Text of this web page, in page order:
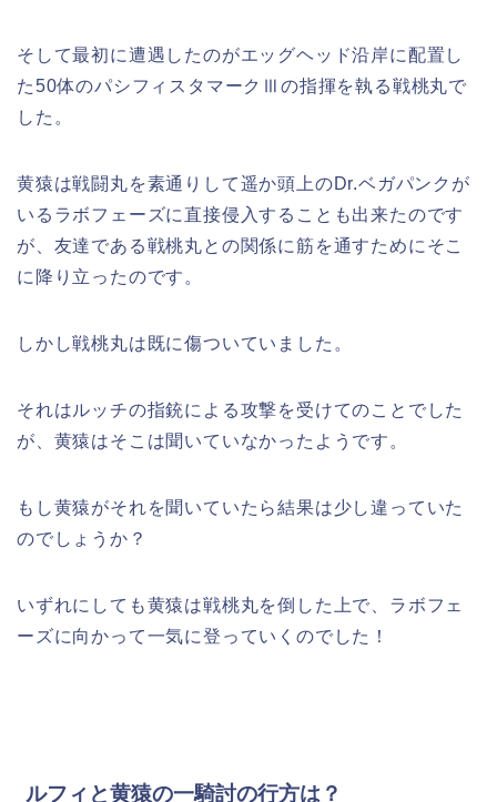
そして最初に遭遇したのがエッグヘッド沿岸に配置し
た50体のパシフィスタマークⅢの指揮を執る戦桃丸で
した。
黄猿は戦闘丸を素通りして遥か頭上のDr.ベガパンクが
いるラボフェーズに直接侵入することも出来たのです
が、友達である戦桃丸との関係に筋を通すためにそこ
に降り立ったのです。
しかし戦桃丸は既に傷ついていました。
それはルッチの指銃による攻撃を受けてのことでした
が、黄猿はそこは聞いていなかったようです。
もし黄猿がそれを聞いていたら結果は少し違っていた
のでしょうか？
いずれにしても黄猿は戦桃丸を倒した上で、ラボフェ
ーズに向かって一気に登っていくのでした！
ルフィと黄猿の一騎討の行方は？